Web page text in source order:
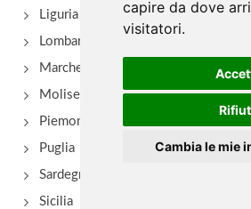
capire da dove
visitatori.
Cambia le mie
Antica Hostaria della Rocca di
Liguria
Lombardia
Marche
Molise
Piemonte
Puglia
Sardegna
Sicilia